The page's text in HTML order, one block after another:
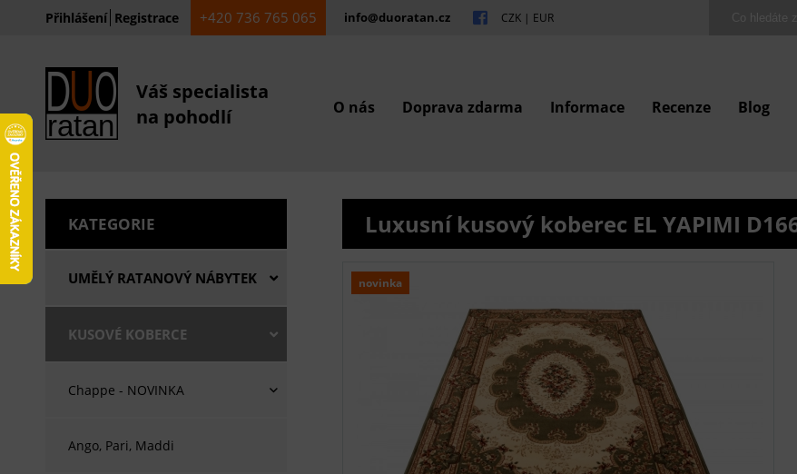
Přihlášení Registrace +420 736 765 065 info@duoratan.cz CZK | EUR
Váš specialista
na pohodlí
O nás Doprava zdarma Informace Recenze Blog
KATEGORIE
UMĚLÝ RATANOVÝ NÁBYTEK
KUSOVÉ KOBERCE
Chappe - NOVINKA
Ango, Pari, Maddi
Luxusní kusový koberec EL YAPIMI
novinka